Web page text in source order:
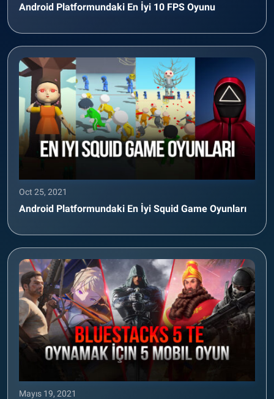
Android Platformundaki En İyi 10 FPS Oyunu
Oct 25, 2021
Android Platformundaki En İyi Squid Game Oyunları
Mayıs 19, 2021